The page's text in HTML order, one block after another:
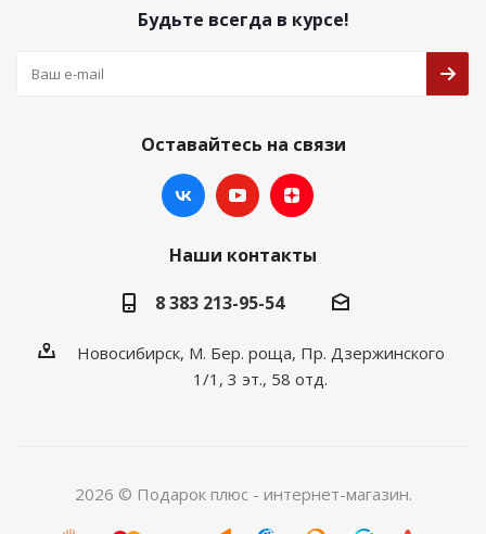
Будьте всегда в курсе!
Оставайтесь на связи
Наши контакты
8 383 213-95-54
Новосибирск, М. Бер. роща, Пр. Дзержинского
1/1, 3 эт., 58 отд.
2026 © Подарок плюс - интернет-магазин.